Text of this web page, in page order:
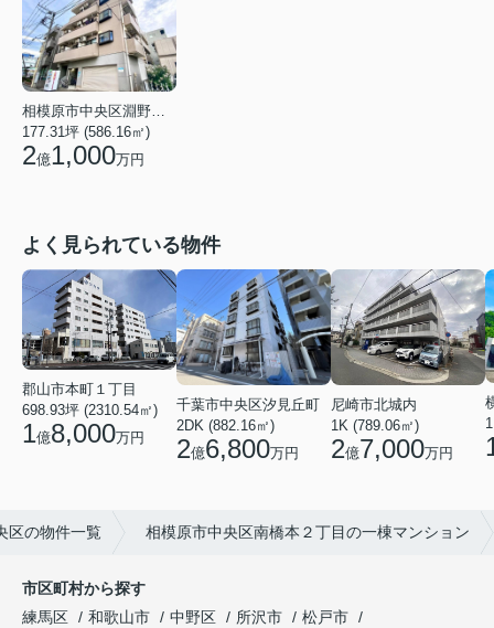
相模原市中央区淵野辺４丁目
177.31坪 (586.16㎡)
2億1,000万円
よく見られている物件
郡山市本町１丁目
698.93坪 (2310.54㎡)
1億8,000万円
千葉市中央区汐見丘町
2DK (882.16㎡)
2億6,800万円
尼崎市北城内
1K (789.06㎡)
2億7,000万円
区の物件一覧 相模原市中央区南橋本２丁目の一棟マンション
市区町村から探す
練馬区
和歌山市 中野区 所沢市
松戸市